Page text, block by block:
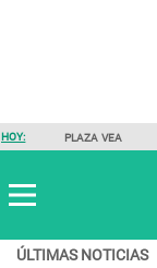
HOY: PLAZA VEA
ÚLTIMAS NOTICIAS